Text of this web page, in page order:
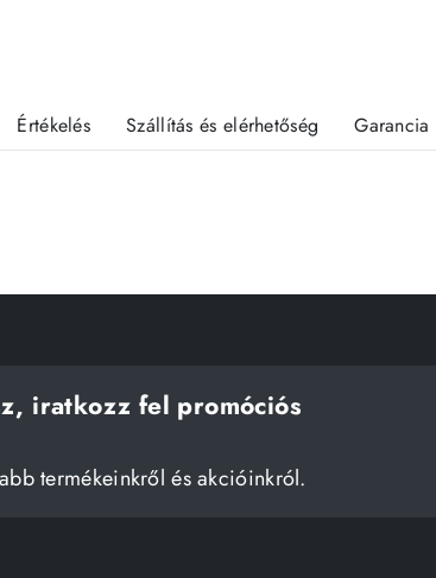
Értékelés Szállítás és elérhetőség Garancia
iratkozz fel promóciós
termékeinkről és akcióinkról.